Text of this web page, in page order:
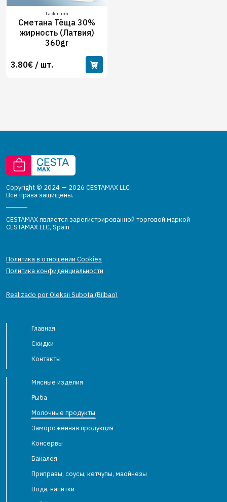
Lackmann
Сметана Тёща 30%
жирность (Латвия)
360gr
3.80€ / шт.
Copyright © 2024 — 2026 CESTAMAX LLC
Все права защищены.
CESTAMAX является зарегистрированной торговой маркой
CESTAMAX LLC, Spain
Политика в отношении Cookies
Политика конфиденциальности
Realizado por Oleksii Subota (Bilbao)
Главная
Скидки
Контакты
Мясные изделия
Рыба
Молочные продукты
Замороженная продукция
Консервы
Бакалея
Приправы, соусы, кетчупы, маойнезы
Вода, напитки